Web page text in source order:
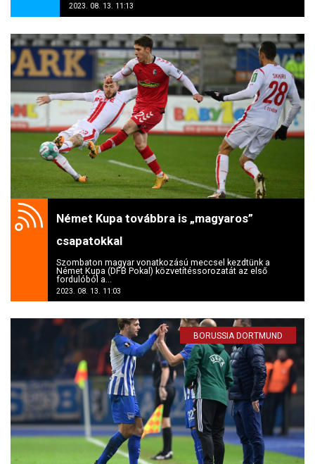
2023. 08. 13. 11:13
Német Kupa továbbra is „magyaros”
csapatokkal
Szombaton magyar vonatkozású meccsel kezdtünk a
Német Kupa (DFB Pokal) közvetítéssorozatát az első
fordulóból a...
2023. 08. 13. 11:03
BORUSSIA DORTMUND